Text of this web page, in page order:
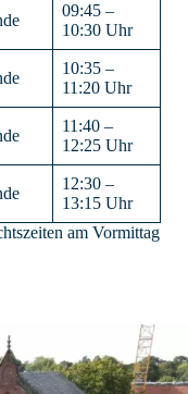
09:45 –
10:30 Uhr
10:35 –
11:20 Uhr
11:40 –
12:25 Uhr
12:30 –
13:15 Uhr
am Vormittag